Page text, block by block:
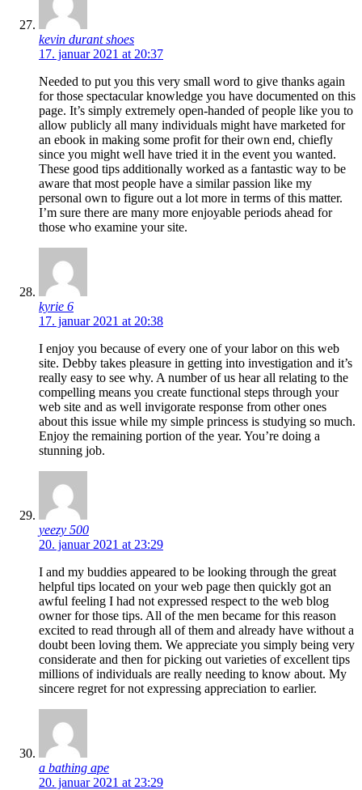
kevin durant shoes
17. januar 2021 at 20:37
Needed to put you this very small word to give thanks again
for those spectacular knowledge you have documented on this
page. It’s simply extremely open-handed of people like you to
allow publicly all many individuals might have marketed for
an ebook in making some profit for their own end, chiefly
since you might well have tried it in the event you wanted.
These good tips additionally worked as a fantastic way to be
aware that most people have a similar passion like my
personal own to figure out a lot more in terms of this matter.
I’m sure there are many more enjoyable periods ahead for
those who examine your site.
kyrie 6
17. januar 2021 at 20:38
I enjoy you because of every one of your labor on this web
site. Debby takes pleasure in getting into investigation and it’s
really easy to see why. A number of us hear all relating to the
compelling means you create functional steps through your
web site and as well invigorate response from other ones
about this issue while my simple princess is studying so much.
Enjoy the remaining portion of the year. You’re doing a
stunning job.
yeezy 500
20. januar 2021 at 23:29
I and my buddies appeared to be looking through the great
helpful tips located on your web page then quickly got an
awful feeling I had not expressed respect to the web blog
owner for those tips. All of the men became for this reason
excited to read through all of them and already have without a
doubt been loving them. We appreciate you simply being very
considerate and then for picking out varieties of excellent tips
millions of individuals are really needing to know about. My
sincere regret for not expressing appreciation to earlier.
a bathing ape
20. januar 2021 at 23:29